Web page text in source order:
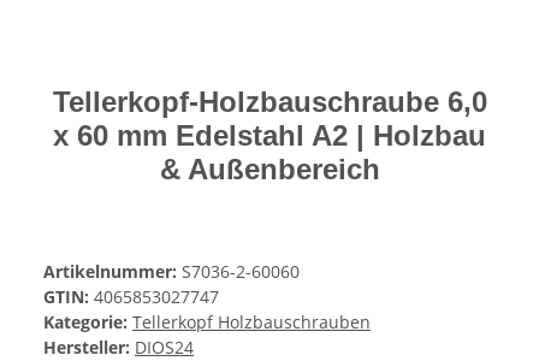
Tellerkopf-Holzbauschraube 6,0
x 60 mm Edelstahl A2 | Holzbau
& Außenbereich
Artikelnummer: S7036-2-60060
GTIN: 4065853027747
Kategorie: Tellerkopf Holzbauschrauben
Hersteller: DIOS24